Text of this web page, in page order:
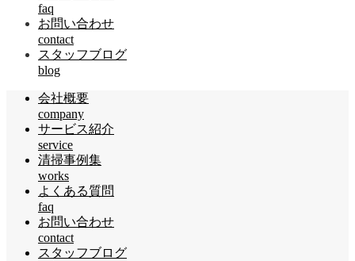
faq
お問い合わせ
contact
スタッフブログ
blog
会社概要
company
サービス紹介
service
清掃事例集
works
よくある質問
faq
お問い合わせ
contact
スタッフブログ